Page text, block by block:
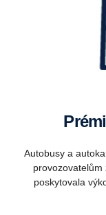
Autobusy a
poskytovala